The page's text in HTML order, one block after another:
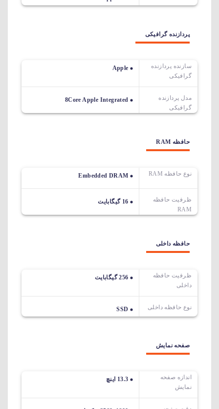
پردازنده گرافیکی
سازنده پردازنده
گرافیکی
Apple
مدل پردازنده
گرافیکی
8Core Apple Integrated
حافظه RAM
نوع حافظه RAM Embedded DRAM
ظرفیت حافظه
RAM
16 گیگابایت
حافظه داخلی
ظرفیت حافظه
داخلی
256 گیگابایت
نوع حافظه داخلی SSD
صفحه نمایش
اندازه صفحه
نمایش
13.3 اینچ